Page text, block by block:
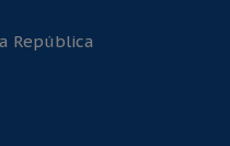
República